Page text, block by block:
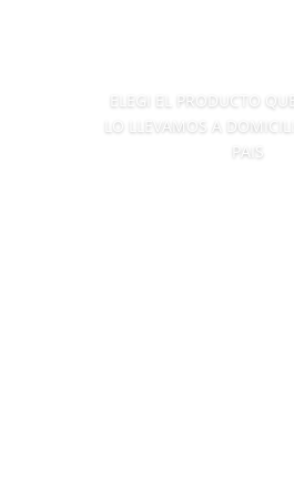
ELEGI EL PRODUCTO
LO LLEVAMOS A
PAIS